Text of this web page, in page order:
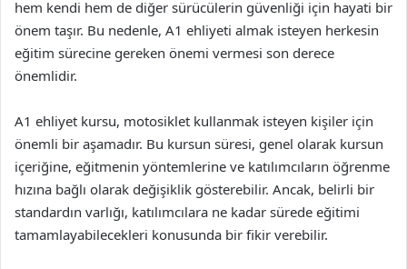
hem kendi hem de diğer sürücülerin güvenliği için hayati bir
önem taşır. Bu nedenle, A1 ehliyeti almak isteyen herkesin
eğitim sürecine gereken önemi vermesi son derece
önemlidir.
A1 ehliyet kursu, motosiklet kullanmak isteyen kişiler için
önemli bir aşamadır. Bu kursun süresi, genel olarak kursun
içeriğine, eğitmenin yöntemlerine ve katılımcıların öğrenme
hızına bağlı olarak değişiklik gösterebilir. Ancak, belirli bir
standardın varlığı, katılımcılara ne kadar sürede eğitimi
tamamlayabilecekleri konusunda bir fikir verebilir.